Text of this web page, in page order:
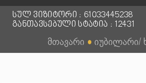
სულ ვიზიტორი : 61033445238
განთავსებული სტატია : 12431
მთავარი ● იუბილარი/